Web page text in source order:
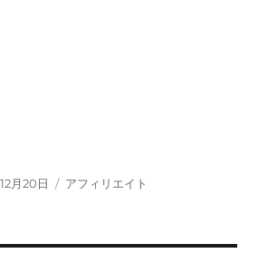
月20日
カ
アフィリエイト